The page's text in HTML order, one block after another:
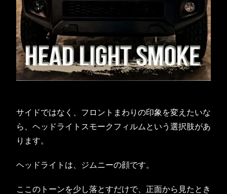
サイドではなく、フロントまわりの印象を変えたいな
ら、ヘッドライトスモークフィルムという選択肢があ
ります。
ヘッドライトは、ジムニーの顔です。
ここのトーンを少し落とすだけで、正面から見たとき